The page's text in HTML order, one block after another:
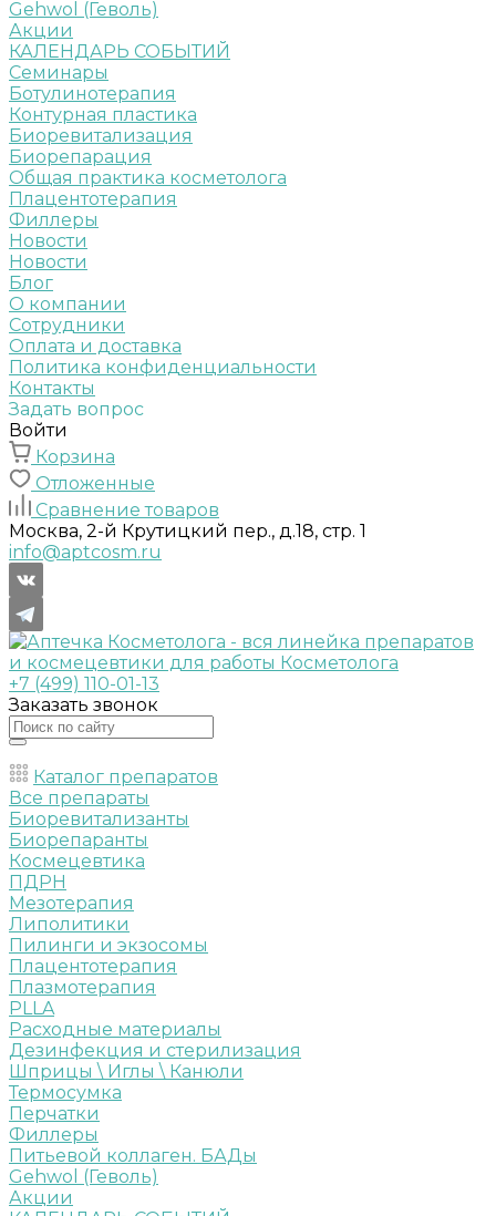
Gehwol (Геволь)
Акции
КАЛЕНДАРЬ СОБЫТИЙ
Семинары
Ботулинотерапия
Контурная пластика
Биоревитализация
Биорепарация
Общая практика косметолога
Плацентотерапия
Филлеры
Новости
Новости
Блог
О компании
Сотрудники
Оплата и доставка
Политика конфиденциальности
Контакты
Задать вопрос
Войти
Корзина
Отложенные
Сравнение товаров
Москва, 2-й Крутицкий пер., д.18, стр. 1
info@aptcosm.ru
+7 (499) 110-01-13
Заказать звонок
Каталог препаратов
Все препараты
Биоревитализанты
Биорепаранты
Космецевтика
ПДРН
Мезотерапия
Липолитики
Пилинги и экзосомы
Плацентотерапия
Плазмотерапия
PLLA
Расходные материалы
Дезинфекция и стерилизация
Шприцы \ Иглы \ Канюли
Термосумка
Перчатки
Филлеры
Питьевой коллаген. БАДы
Gehwol (Геволь)
Акции